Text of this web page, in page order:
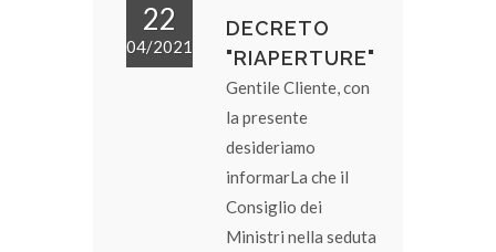
22
04/2021
DECRETO
"RIAPERTURE"
Gentile Cliente, con
la presente
desideriamo
informarLa che il
Consiglio dei
Ministri nella seduta